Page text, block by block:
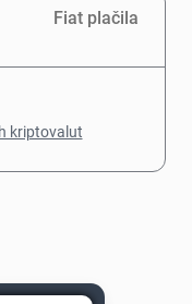
Fiat plačila
kriptovalut